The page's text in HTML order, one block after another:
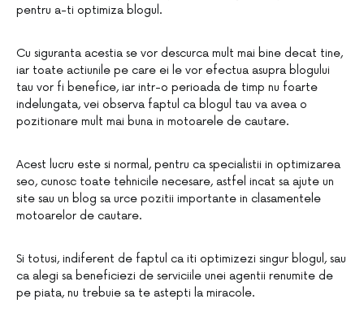
pentru a-ti optimiza blogul.
Cu siguranta acestia se vor descurca mult mai bine decat tine,
iar toate actiunile pe care ei le vor efectua asupra blogului
tau vor fi benefice, iar intr-o perioada de timp nu foarte
indelungata, vei observa faptul ca blogul tau va avea o
pozitionare mult mai buna in motoarele de cautare.
Acest lucru este si normal, pentru ca specialistii in optimizarea
seo, cunosc toate tehnicile necesare, astfel incat sa ajute un
site sau un blog sa urce pozitii importante in clasamentele
motoarelor de cautare.
Si totusi, indiferent de faptul ca iti optimizezi singur blogul, sau
ca alegi sa beneficiezi de serviciile unei agentii renumite de
pe piata, nu trebuie sa te astepti la miracole.